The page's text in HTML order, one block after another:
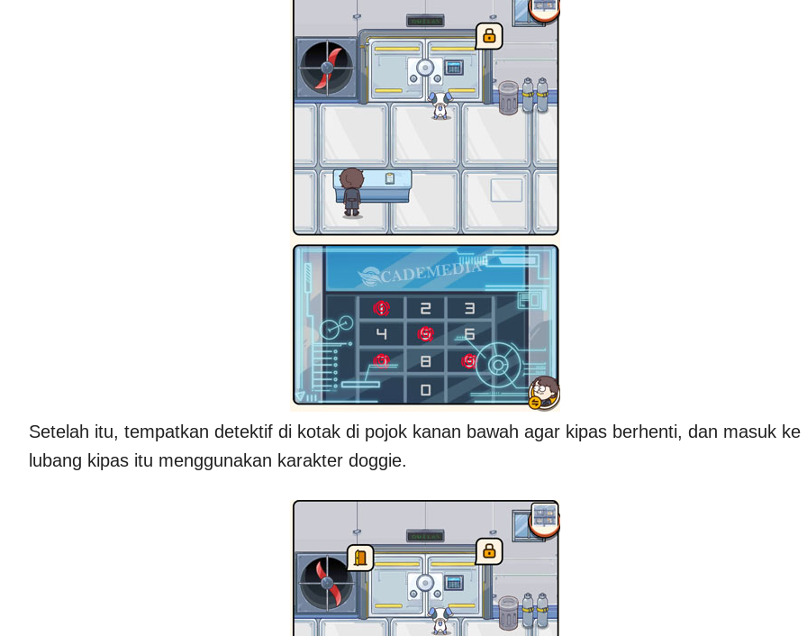
Setelah itu, tempatkan detektif di kotak di pojok kanan bawah agar kipas berhenti, dan masuk ke
lubang kipas itu menggunakan karakter doggie.